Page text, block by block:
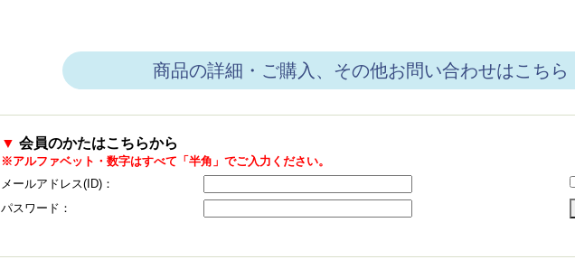
商品の詳細・ご購入、その他お問い合わせはこちら
▼ 会員のかたはこちらから
※アルファベット・数字はすべて「半角」でご入力ください。
メールアドレス(ID)：
パスワード：